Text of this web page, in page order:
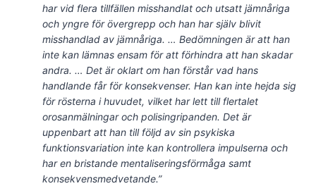
har vid flera tillfällen misshandlat och utsatt jämnåriga
och yngre för övergrepp och han har själv blivit
misshandlad av jämnåriga. … Bedömningen är att han
inte kan lämnas ensam för att förhindra att han skadar
andra. … Det är oklart om han förstår vad hans
handlande får för konsekvenser. Han kan inte hejda sig
för rösterna i huvudet, vilket har lett till flertalet
orosanmälningar och polisingripanden. Det är
uppenbart att han till följd av sin psykiska
funktionsvariation inte kan kontrollera impulserna och
har en bristande mentaliseringsförmåga samt
konsekvensmedvetande.”